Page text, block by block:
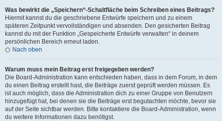
Was bewirkt die „Speichern“-Schaltfläche beim Schreiben eines Beitrags?
Hiermit kannst du die geschriebene Entwürfe speichern und zu einem
späteren Zeitpunkt vervollständigen und absenden. Den gesicherten Beitrag
kannst du mit der Funktion „Gespeicherte Entwürfe verwalten“ in deinem
persönlichen Bereich erneut laden.
Nach oben
Warum muss mein Beitrag erst freigegeben werden?
Die Board-Administration kann entschieden haben, dass in dem Forum, in dem
du einen Beitrag erstellt hast, die Beiträge zuerst geprüft werden müssen. Es
ist auch möglich, dass die Administration dich zu einer Gruppe von Benutzern
hinzugefügt hat, bei denen sie die Beiträge erst begutachten möchte, bevor sie
auf der Seite sichtbar werden. Bitte kontaktiere die Board-Administration, wenn
du weitere Informationen dazu benötigst.